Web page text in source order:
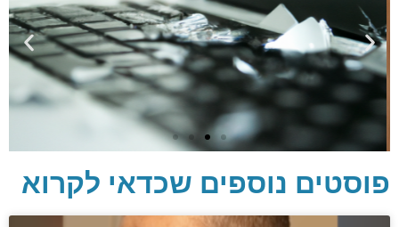
יסודות בתכנות
פוסטים נוספים שכדאי לקרוא